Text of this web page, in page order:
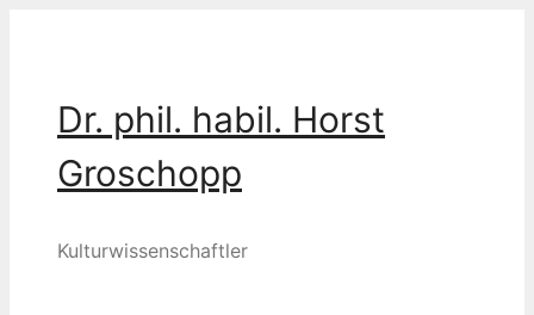
Dr. phil. habil. Horst
Groschopp
Kulturwissenschaftler